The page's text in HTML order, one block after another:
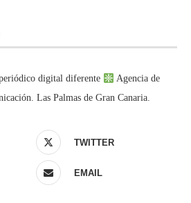
digital diferente
Agencia de
Las Palmas de Gran Canaria.
TWITTER
EMAIL